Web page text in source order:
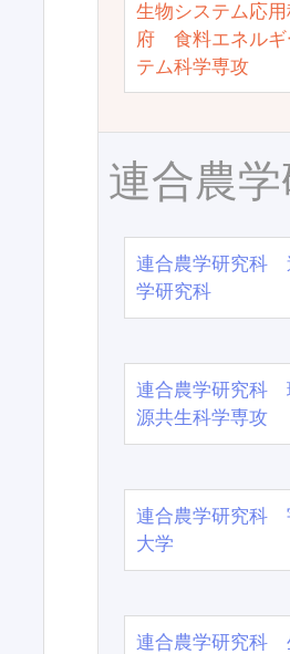
生物システム応用
府 食料エネルギ
テム科学専攻
連合農
連合農学研究科
学研究科
連合農学研究科
源共生科学専攻
連合農学研究科
大学
連合農学研究科